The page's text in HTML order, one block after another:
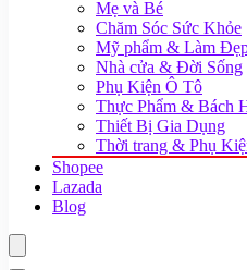
Mẹ và Bé
Chăm Sóc Sức Khỏe
Mỹ phẩm & Làm
Nhà cửa & Đời Sống
Phụ Kiện Ô Tô
Thực Phẩm & Bách
Thiết Bị Gia Dụng
Thời trang & Phụ
Shopee
Lazada
Blog